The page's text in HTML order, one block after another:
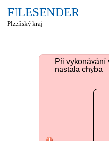
FILESENDER
Plzeňský kraj
Při vykonávání
nastala chyba